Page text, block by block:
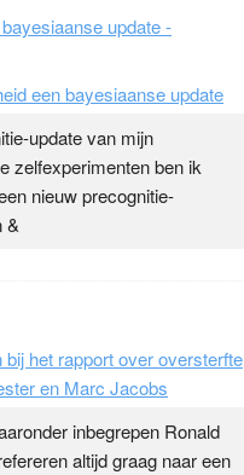
ermee hun hartslag te
meer zuurstof opnemen.
pleister geen effect. Maar het
Pleisterplakkers in de
update -
een bayesiaanse update
update van mijn
zelfexperimenten ben ik
nieuw precognitie-
&
bij het rapport over oversterfte
en Marc Jacobs
inbegrepen Ronald
altijd graag naar een